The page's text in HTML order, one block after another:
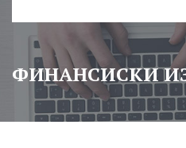
ФИНАНСИСКИ